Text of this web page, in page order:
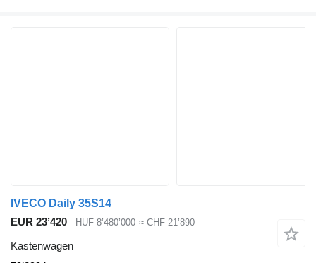
IVECO Daily 35S14
EUR 23’420
HUF 8’480’000 ≈ CHF 21’890
Kastenwagen